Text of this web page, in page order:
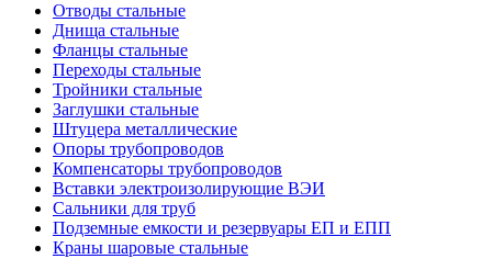
Отводы стальные
Днища стальные
Фланцы стальные
Переходы стальные
Тройники стальные
Заглушки стальные
Штуцера металлические
Опоры трубопроводов
Компенсаторы трубопроводов
Вставки электроизолирующие ВЭИ
Сальники для труб
Подземные емкости и резервуары ЕП и ЕПП
Краны шаровые стальные